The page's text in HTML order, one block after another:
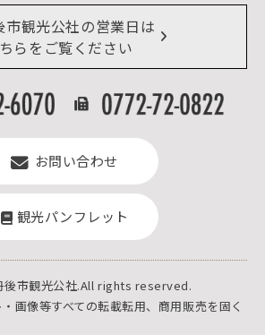
フレット
情報
市観光公社の営業日は
らをご覧ください
お問い合わせ
観光パンフレット
後市観光公社.All rights reserved.
画像等すべての転載転用、商用販売を固く